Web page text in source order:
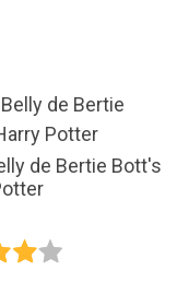
de Bertie Bott's